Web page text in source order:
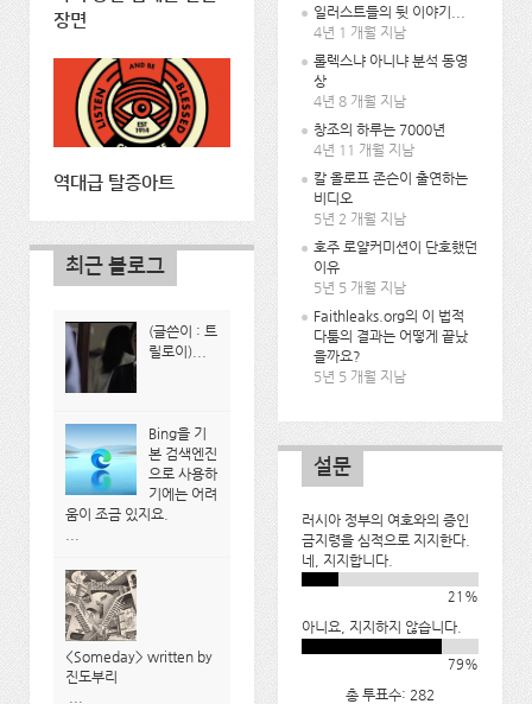
장면
역대급 탈증아트
일러스트들의 뒷 이야기...
4년 1 개월 지남
롤렉스냐 아니냐 분석 동영
상
4년 8 개월 지남
창조의 하루는 7000년
4년 11 개월 지남
칼 올로프 존슨이 출연하는
비디오
5년 2 개월 지남
호주 로얄커미션이 단호했던
이유
5년 5 개월 지남
Faithleaks.org의 이 법적
다툼의 결과는 어떻게 끝났
을까요?
5년 5 개월 지남
최근 블로그
(글쓴이 : 트
릴로이)...
Bing을 기
본 검색엔진
으로 사용하
기에는 어려
움이 조금 있지요.
<Someday> written by
진도부리
설문
러시아 정부의 여호와의 증인
금지령을 심적으로 지지한다.
네, 지지합니다.
21%
아니요, 지지하지 않습니다.
79%
총 투표수: 282